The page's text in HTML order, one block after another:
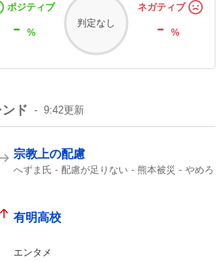
ポジティブ
- %
判定なし
ネガティブ
-%
ンド 9:42更新
宗教上の配慮
へずま氏 配慮が足りない 熊本被災
やめろ
有明高校
エンタメ